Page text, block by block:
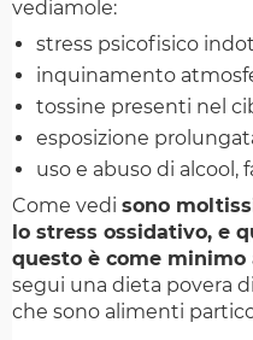
vediamole:
stress psicofisico
inquinamento
tossine presenti nel
esposizione
uso e abuso di alcool,
Come vedi sono
lo stress ossidativo, e
questo è come minimo
segui una dieta povera
che sono alimenti